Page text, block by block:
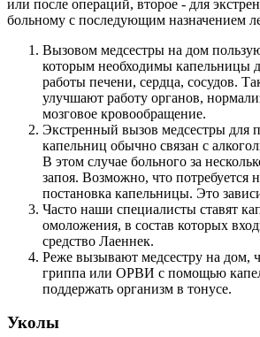
или после операций, второе - для
больному с последующим назначением
Вызовом медсестры на дом
которым необходимы капельницы
работы печени, сердца, сосудов.
улучшают работу органов,
мозговое кровообращение.
Экстренный вызов медсестры для
капельниц обычно связан с
В этом случае больного за
запоя. Возможно, что потребуется
постановка капельницы. Это
Часто наши специалисты ставят
омоложения, в состав которых
средство Лаеннек.
Реже вызывают медсестру на дом,
гриппа или ОРВИ с помощью
поддержать организм в тонусе.
Уколы